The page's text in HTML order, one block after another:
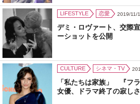
LIFESTYLE 恋愛 2019/11/
デミ・ロヴァート、交際
ーショットを公開
CULTURE シネマ・TV
「私たちは家族」 『フ
女優、ドラマ終了の寂し